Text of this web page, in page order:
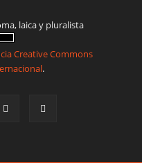
laica y pluralista
Creative Commons
.